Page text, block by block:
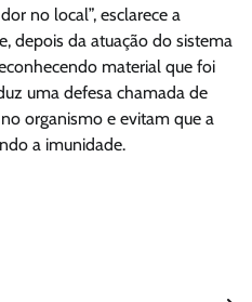
no local”, esclarece a
depois da atuação do sistema
material que foi
uma defesa chamada de
organismo e evitam que a
a imunidade.